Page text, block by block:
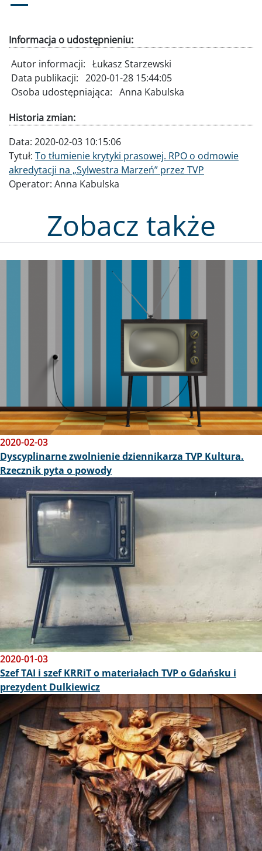
Informacja o udostępnieniu:
Autor informacji: Łukasz Starzewski
Data publikacji: 2020-01-28 15:44:05
Osoba udostępniająca: Anna Kabulska
Historia zmian:
Data: 2020-02-03 10:15:06
Tytuł: To tłumienie krytyki prasowej. RPO o odmowie
akredytacji na „Sylwestra Marzeń” przez TVP
Operator: Anna Kabulska
Zobacz także
2020-02-03
Dyscyplinarne zwolnienie dziennikarza TVP Kultura.
Rzecznik pyta o powody
2020-01-03
Szef TAI i szef KRRiT o materiałach TVP o Gdańsku i
prezydent Dulkiewicz
Obraz